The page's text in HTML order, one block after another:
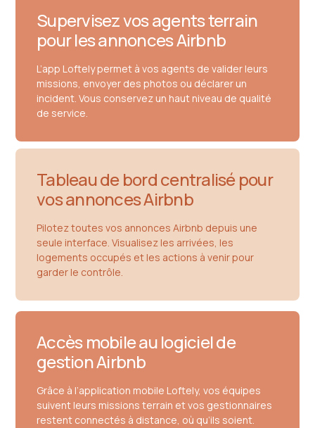
Supervisez vos agents terrain
pour les annonces Airbnb
L’app Loftely permet à vos agents de valider leurs
missions, envoyer des photos ou déclarer un
incident. Vous conservez un haut niveau de qualité
de service.
Tableau de bord centralisé pour
vos annonces Airbnb
Pilotez toutes vos annonces Airbnb depuis une
seule interface. Visualisez les arrivées, les
logements occupés et les actions à venir pour
garder le contrôle.
Accès mobile au logiciel de
gestion Airbnb
Grâce à l’application mobile Loftely, vos équipes
suivent leurs missions terrain et vos gestionnaires
restent connectés à distance, où qu’ils soient.